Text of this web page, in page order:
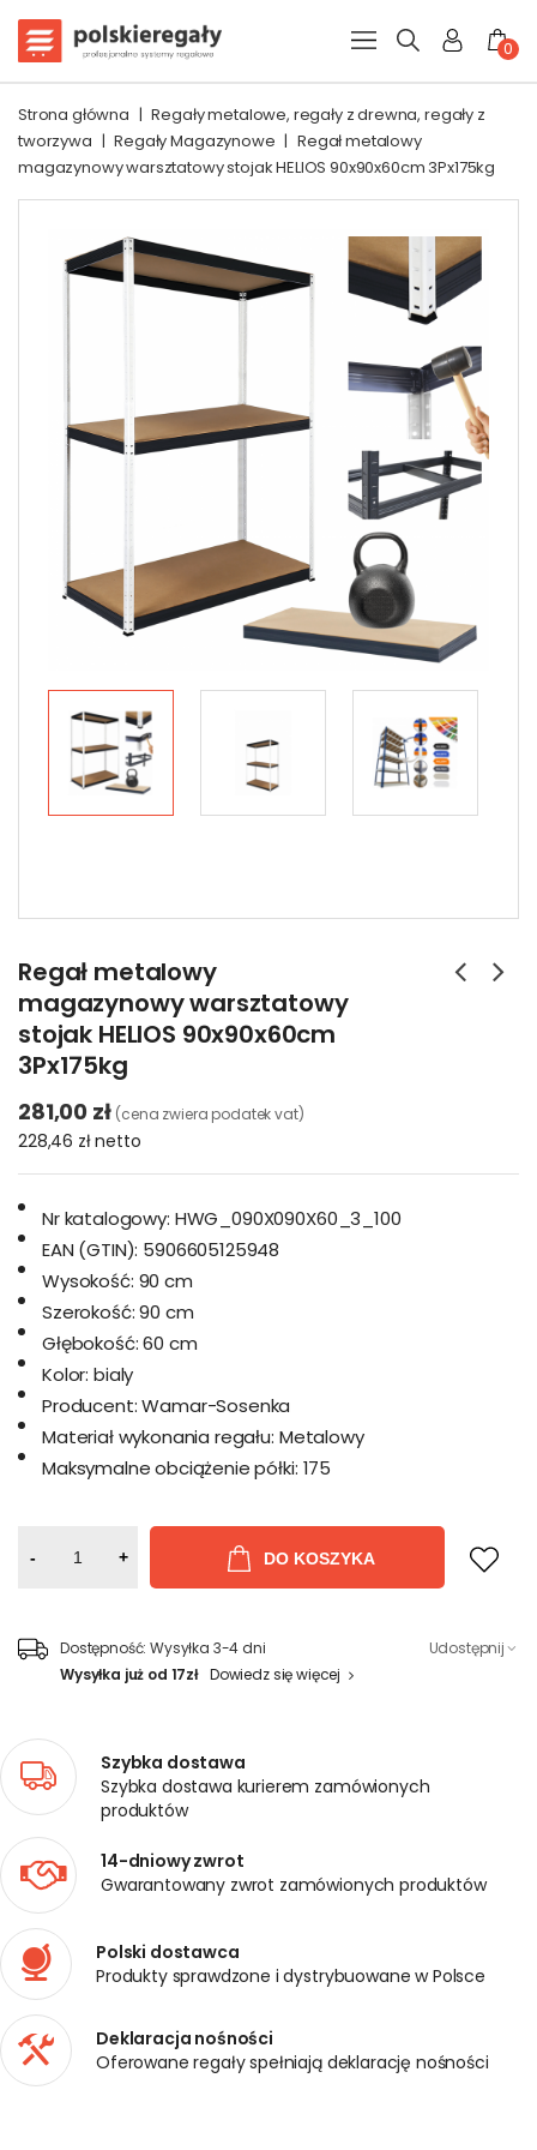
0
Strona główna | Regały metalowe, regały z drewna, regały z
tworzywa | Regały Magazynowe | Regał metalowy
magazynowy warsztatowy stojak HELIOS 90x90x60cm 3Px175kg
Regał metalowy
magazynowy warsztatowy
stojak HELIOS 90x90x60cm
3Px175kg
281,00 zł (cena zwiera podatek vat)
228,46 złnetto
Nr katalogowy: HWG_090X090X60_3_100
EAN (GTIN): 5906605125948
Wysokość: 90 cm
Szerokość: 90 cm
Głębokość: 60 cm
Kolor: bialy
Producent: Wamar-Sosenka
Materiał wykonania regału: Metalowy
Maksymalne obciążenie półki: 175
- + DO KOSZYKA
Dostępność: Wysyłka 3-4 dni
Wysyłka już od 17zł Dowiedz się więcej
Udostępnij
Szybka dostawa
Szybka dostawa kurierem zamówionych
produktów
14-dniowy zwrot
Gwarantowany zwrot zamówionych produktów
Polski dostawca
Produkty sprawdzone i dystrybuowane w Polsce
Deklaracja nośności
Oferowane regały spełniają deklarację nośności